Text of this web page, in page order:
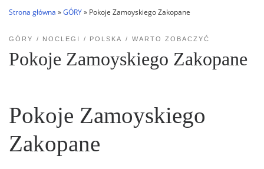
Strona główna »GÓRY» Pokoje Zamoyskiego Zakopane
GÓRY NOCLEGI POLSKA WARTO ZOBACZYĆ
Pokoje Zamoyskiego Zakopane
Pokoje Zamoyskiego
Zakopane